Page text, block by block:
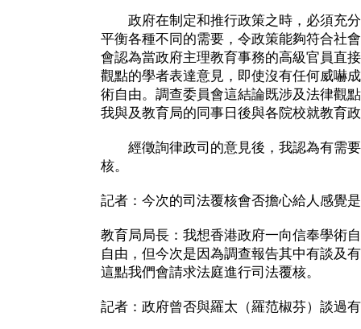
政府在制定和推行政策之時，必須充分
平衡各種不同的需要，令政策能夠符合社
會認為當政府主理教育事務的高級官員直
觀點的學者表達意見，即使沒有任何威嚇
術自由。調查委員會這結論既涉及法律觀
我與及教育局的同事日後與各院校就教育
經徵詢律政司的意見後，我認為有需要
核。
記者：今次的司法覆核會否擔心給人感覺
教育局局長：我想香港政府一向信奉學術
自由，但今次是因為調查報告其中有談及
這點我們會請求法庭進行司法覆核。
記者：政府曾否與羅太（羅范椒芬）談過